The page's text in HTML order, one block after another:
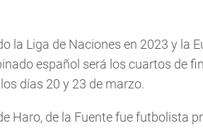
la Liga de Naciones en 2023 y la
español será los cuartos de
días 20 y 23 de marzo.
Haro, de la Fuente fue futbolista